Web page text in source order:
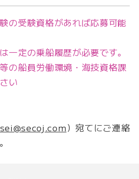
の受験資格があれば応募可能
一定の乗船履歴が必要です。
の船員労働環境・海技資格課
い
）宛てにご連絡